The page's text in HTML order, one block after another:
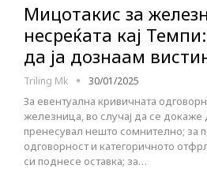
Мицотакис за
несреќата кај
да ја дознаам
Triling Mk 30/01/2025
За евентуална кривичната
железница, во случај да се докаже
пренесувал нешто сомнително; за
одговорност и категоричното
си поднесе оставка; за…